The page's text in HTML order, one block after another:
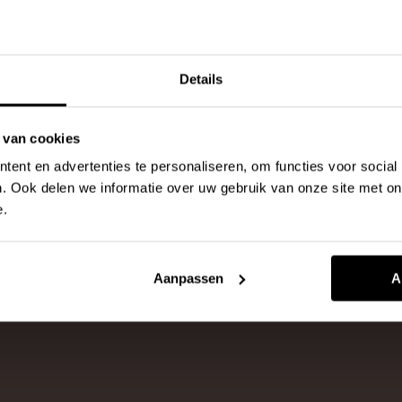
Details
cookies
en advertenties te personaliseren, om functies voor social
Ook delen we informatie over uw gebruik van onze site met
Aanpassen
Wat is een gietvloer?
Arnout
Marketing & verkoop
nieuwe vloer? Dan bent u vast de term
‘gietvloer’ tegengekomen....